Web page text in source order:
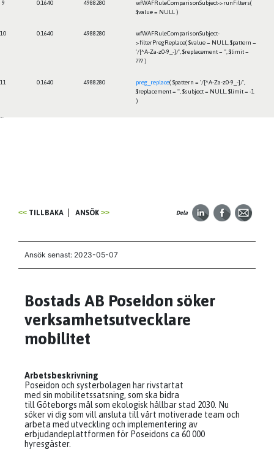
9 0.1640 4988280
wfWAFRuleComparisonSubject->runFilters(
$value = NULL )
10 0.1640 4988280
wfWAFRuleComparisonSubject-
>filterPregReplace($value = NULL
$pattern =
'/[^A-Za-z0-9_-]/' $replacement = '' $limit =
??? )
11 0.1640 4988280 preg_replace($pattern = '/[^A-Za-z0-9_-]/'
$replacement = '' $subject = NULL $limit = -1
)
TILLBAKA ANSÖK Dela
Ansök senast: 2023-05-07
Bostads AB Poseidon söker
verksamhetsutvecklare
mobilitet
Arbetsbeskrivning
Poseidon och systerbolagen har rivstartat
med sin mobilitetssatsning, som ska bidra
till Göteborgs mål som ekologisk hållbar stad 2030. Nu
söker vi dig som vill ansluta till vårt motiverade team och
arbeta med utveckling och implementering av
erbjudandeplattformen för Poseidons ca 60 000
hyresgäster.